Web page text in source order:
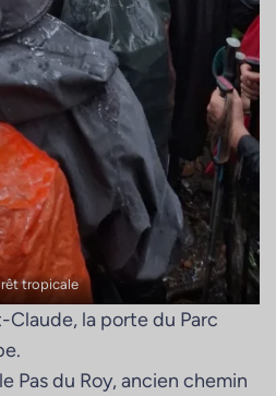
tropicale
Claude, la porte du Parc
Pas du Roy, ancien chemin